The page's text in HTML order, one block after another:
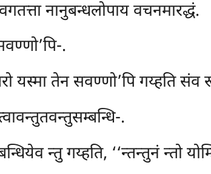
नानुबन्धलोपाय वचनमारद्धं.
.
यस्मा तेन सवण्णो’पि गय्हति संव
.
न्तु गय्हति, ‘‘न्तन्तुनं न्तो